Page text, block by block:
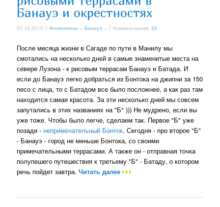
Банауэ и окрестностях
07.12.2010 //Филиппины »Банауэ » // Комментариев:23
После месяца жизни в Сагаде по пути в Манилу мы
смотались на несколько дней в самые знаменитые места на
севере Лузона - к рисовым террасам Банауэ и Батада. И
если до Банауэ легко добраться из Бонтока на джипни за 150
песо с лица, то с Батадом все было посложнее, а как раз там
находится самая красота. За эти несколько дней мы совсем
запутались в этих названиях на "Б" ))) Не мудрено, если вы
уже тоже. Чтобы было легче, сделаем так. Первое "Б" уже
позади - непримечательный Бонток. Сегодня - про второе "Б"
- Банауэ - город не меньше Бонтока, со своими
примечательными террасами. А также он - отправная точка
полупешего путешествия к третьему "Б" - Батаду, о котором
речь пойдет завтра.Читать далее